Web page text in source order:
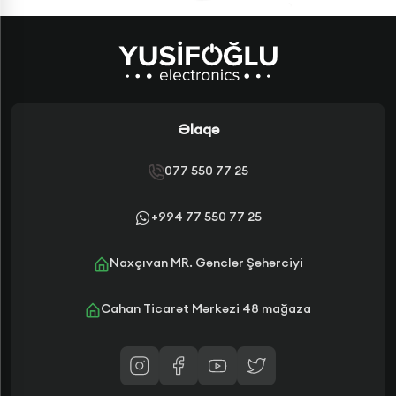
Əlaqə
077 550 77 25
+994 77 550 77 25
Naxçıvan MR. Gənclər Şəhərciyi
Cahan Ticarət Mərkəzi 48 mağaza